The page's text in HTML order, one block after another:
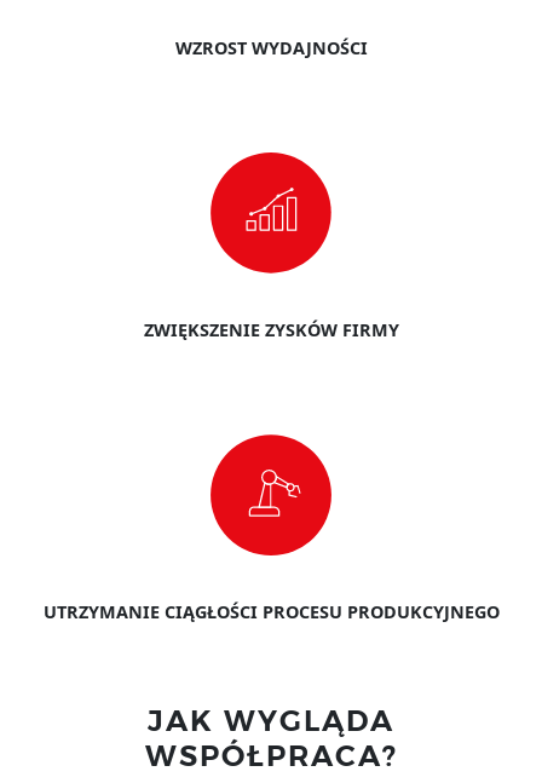
WZROST WYDAJNOŚCI
ZWIĘKSZENIE ZYSKÓW FIRMY
UTRZYMANIE CIĄGŁOŚCI PROCESU PRODUKCYJNEGO
JAK WYGLĄDA
WSPÓŁPRACA?